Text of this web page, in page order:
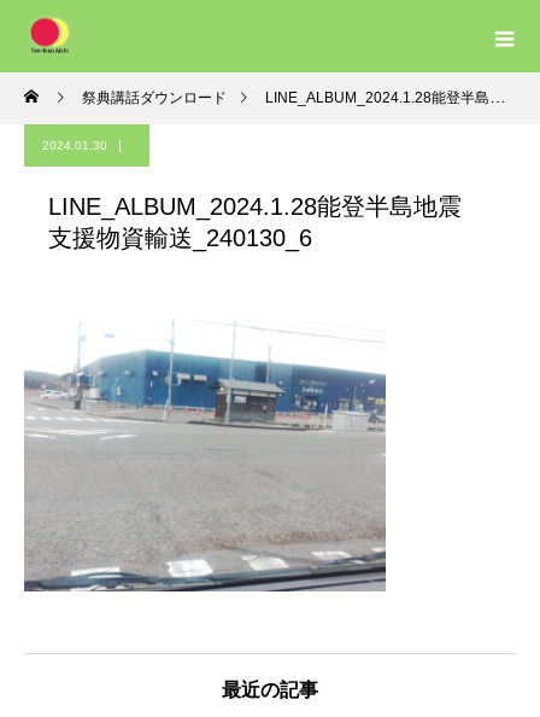
祭典講話ダウンロード LINE_ALBUM_2024.1.28能登半島地震 支援物資輸送_240130_6
2024.01.30
LINE_ALBUM_2024.1.28能登半島地震
支援物資輸送_240130_6
最近の記事